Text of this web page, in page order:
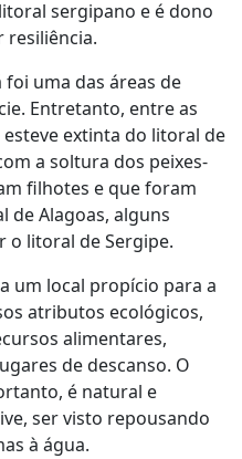
sergipano e é dono
resiliência.
foi uma das áreas de
Entretanto, entre as
esteve extinta do litoral de
a soltura dos peixes-
filhotes e que foram
de Alagoas, alguns
o litoral de Sergipe.
um local propício para a
atributos ecológicos,
alimentares,
de descanso. O
é natural e
ser visto repousando
à água.